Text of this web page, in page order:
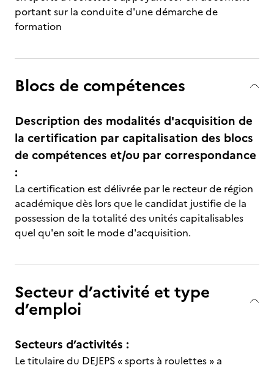
portant sur la conduite d'une démarche de
formation
Blocs de compétences
Description des modalités d'acquisition de
la certification par capitalisation des blocs
de compétences et/ou par correspondance
:
La certification est délivrée par le recteur de région
académique dès lors que le candidat justifie de la
possession de la totalité des unités capitalisables
quel qu'en soit le mode d'acquisition.
Secteur d’activité et type
d’emploi
Secteurs d’activités :
Le titulaire du DEJEPS « sports à roulettes » a